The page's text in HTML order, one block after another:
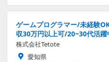
ゲームプログラマー/未経験
収30万円以上可/20~30代活躍
株式会社Tetote
愛知県